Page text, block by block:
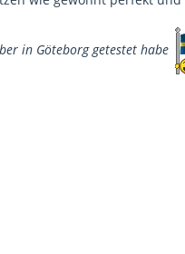
in Göteborg getestet habe